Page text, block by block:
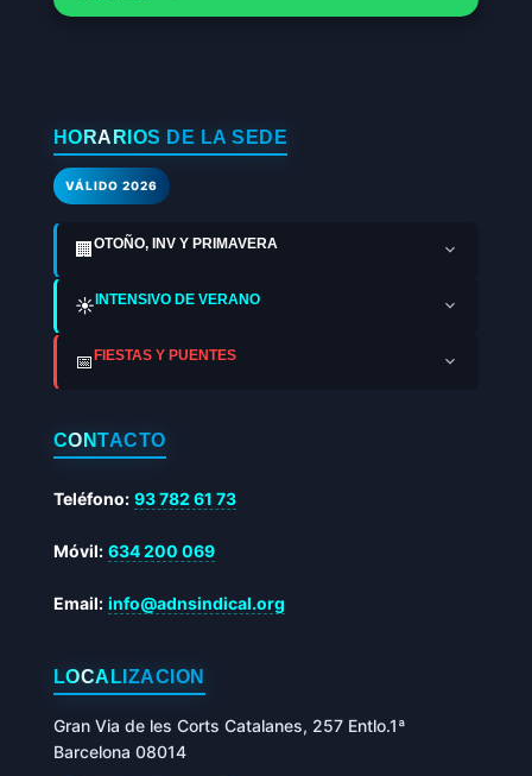
HORARIOS DE LA SEDE
VÁLIDO 2026
🏢OTOÑO, INV Y PRIMAVERA
☀️ INTENSIVO DE VERANO
📅 FIESTAS Y PUENTES
CONTACTO
Teléfono: 93 782 61 73
Móvil: 634 200 069
Email: info@adnsindical.org
LOCALIZACIÓN
Gran Via de les Corts Catalanes, 257 Entlo.1ª
Barcelona 08014